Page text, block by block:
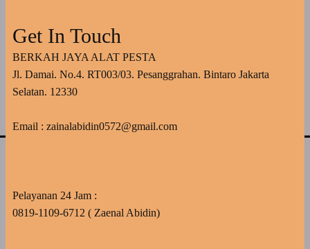
Get In Touch
BERKAH JAYA ALAT PESTA
Jl. Damai. No.4. RT003/03. Pesanggrahan. Bintaro Jakarta
Selatan. 12330
Email : zainalabidin0572@gmail.com
Pelayanan 24 Jam :
0819-1109-6712 ( Zaenal Abidin)